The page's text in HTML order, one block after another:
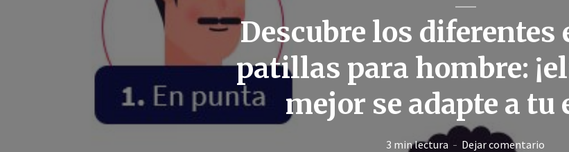
Descubre los diferentes
patillas para hombre:
mejor se adapte a tu
3 min lectura Dejar comentario